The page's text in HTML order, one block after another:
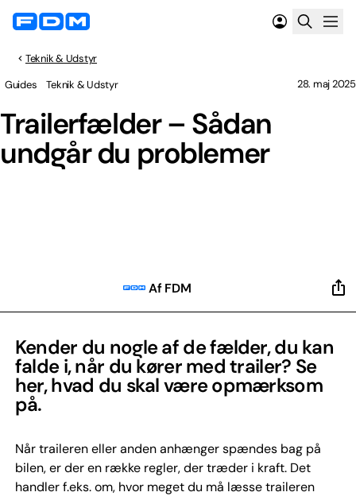
Teknik & Udstyr
Trailerfælder – Sådan
undgår du problemer
Guides Teknik & Udstyr 28. maj 2025
Af FDM
Kender du nogle af de fælder, du kan
falde i, når du kører med trailer? Se
her, hvad du skal være opmærksom
på.
Når traileren eller anden anhænger spændes bag på
bilen, er der en række regler, der træder i kraft. Det
handler f.eks. om, hvor meget du må læsse traileren